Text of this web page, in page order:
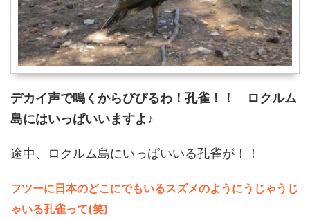
デカイ声で鳴くからびびるわ！孔雀！！ ロクルム
島にはいっぱいいますよ♪
途中、ロクルム島にいっぱいいる孔雀が！！
フツーに日本のどこにでもいるスズメのようにうじゃうじ
ゃいる孔雀って(笑)